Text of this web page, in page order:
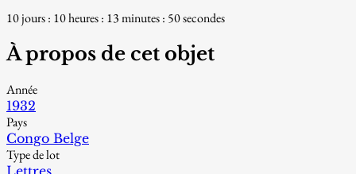
10 jours : 10 heures : 13 minutes : 49 secondes
À propos de cet objet
Année
1932
Pays
Congo Belge
Type de lot
Lettres